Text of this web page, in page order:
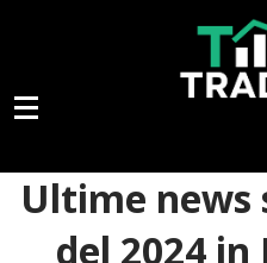
Ultime news
del 2024